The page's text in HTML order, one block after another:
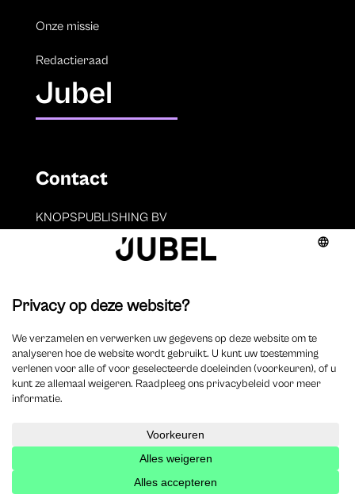
Onze missie
Redactieraad
Jubel
Contact
KNOPSPUBLISHING BV
BE 0891.853.731
Sint-Antoniusstraat 22
T. 014 73 78 11
Auteurs
Overzicht auteurs